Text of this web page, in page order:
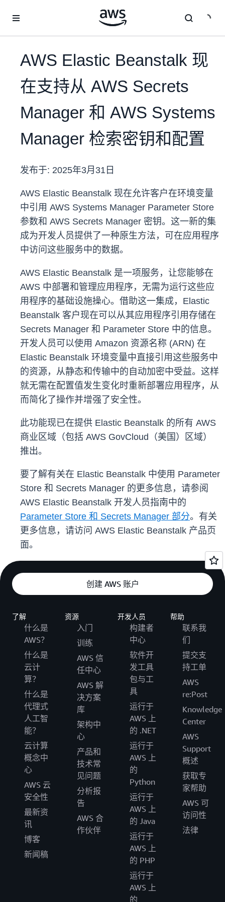
AWS Elastic Beanstalk 现
在支持从 AWS Secrets
Manager 和 AWS Systems
Manager 检索密钥和配置
发布于: 2025年3月31日
AWS Elastic Beanstalk 现在允许客户在环境变量
中引用 AWS Systems Manager Parameter Store
参数和 AWS Secrets Manager 密钥。这一新的集
成为开发人员提供了一种原生方法，可在应用程序
中访问这些服务中的数据。
AWS Elastic Beanstalk 是一项服务，让您能够在
AWS 中部署和管理应用程序，无需为运行这些应
用程序的基础设施操心。借助这一集成，Elastic
Beanstalk 客户现在可以从其应用程序引用存储在
Secrets Manager 和 Parameter Store 中的信息。
开发人员可以使用 Amazon 资源名称 (ARN) 在
Elastic Beanstalk 环境变量中直接引用这些服务中
的资源，从静态和传输中的自动加密中受益。这样
就无需在配置值发生变化时重新部署应用程序，从
而简化了操作并增强了安全性。
此功能现已在提供 Elastic Beanstalk 的所有 AWS
商业区域（包括 AWS GovCloud（美国）区域）
推出。
要了解有关在 Elastic Beanstalk 中使用 Parameter
Store 和 Secrets Manager 的更多信息，请参阅
AWS Elastic Beanstalk 开发人员指南中的
Parameter Store 和 Secrets Manager 部分。有关
更多信息，请访问 AWS Elastic Beanstalk 产品页
面。
创建 AWS 账户
了解
什么是
AWS？
什么是
云计
算？
什么是
代理式
人工智
能？
云计算
概念中
心
AWS 云
安全性
最新资
讯
博客
新闻稿
资源
入门
训练
AWS 信
任中心
AWS 解
决方案
库
架构中
心
产品和
技术常
见问题
分析报
告
AWS 合
作伙伴
开发人员
构建者
中心
软件开
发工具
包与工
具
运行于
AWS 上
的 .NET
运行于
AWS 上
的
Python
运行于
AWS 上
的 Java
运行于
AWS 上
的 PHP
运行于
AWS 上
的
帮助
联系我
们
提交支
持工单
AWS
re:Post
Knowledge
Center
AWS
Support
概述
获取专
家帮助
AWS 可
访问性
法律